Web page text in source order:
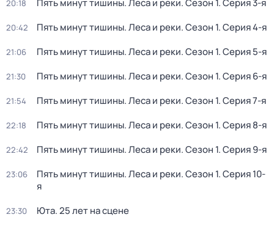
20:18 Пять минут тишины. Леса и реки. Сезон 1. Серия 3-я
20:42 Пять минут тишины. Леса и реки. Сезон 1. Серия 4-я
21:06 Пять минут тишины. Леса и реки. Сезон 1. Серия 5-я
21:30 Пять минут тишины. Леса и реки. Сезон 1. Серия 6-я
21:54 Пять минут тишины. Леса и реки. Сезон 1. Серия 7-я
22:18 Пять минут тишины. Леса и реки. Сезон 1. Серия 8-я
22:42 Пять минут тишины. Леса и реки. Сезон 1. Серия 9-я
23:06 Пять минут тишины. Леса и реки. Сезон 1. Серия 10-
я
23:30 Юта. 25 лет на сцене